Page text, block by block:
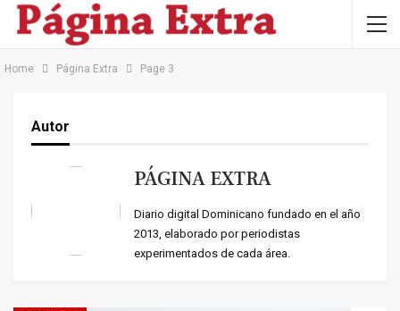
Home Página Extra Page 3
Autor
PÁGINA EXTRA
Diario digital Dominicano fundado en el año
2013, elaborado por periodistas
experimentados de cada área.